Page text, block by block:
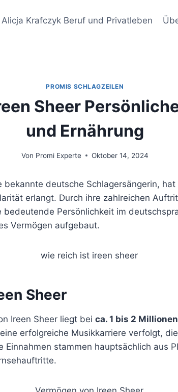
Alicja Krafczyk Beruf und Privatleben
PROMIS SCHLAGZEILEN
Sheer
und Ernährung
Von Promi Experte Oktober 14, 2024
bekannte deutsche Schlagersängerin,
erlangt. Durch ihre zahlreichen
bedeutende Persönlichkeit im
Vermögen aufgebaut.
Sheer
Ireen Sheer liegt bei ca. 1 bis 2
erfolgreiche Musikkarriere verfolgt,
Einnahmen stammen hauptsächlich aus